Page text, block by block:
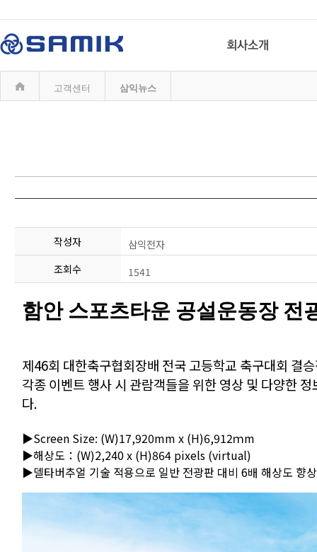
고객센터 삼익뉴스
작성자
삼익전자
조회수
1541
함안 스포츠타운 공설운동장 전
제46회 대한축구협회장배 전국 고등학교 축구대회 결
각종 이벤트 행사 시 관람객들을 위한 영상 및 다양한
다.
▶Screen Size: (W)17,920mm x (H)6,912ｍm
▶해상도：(W)2,240 x (H)864 pixels (virtual)
▶델타버추얼 기술 적용으로 일반 전광판 대비 6배 해상도 향